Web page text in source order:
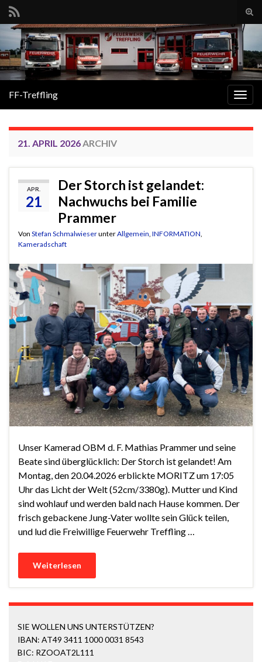
Search for:
FF-Treffling
21. APRIL 2026ARCHIV
APR.
21
Der Storch ist gelandet:
Nachwuchs bei Familie
Prammer
Von Stefan SchmalwieserunterAllgemein INFORMATION
Kameradschaft
Unser Kamerad OBM d. F. Mathias Prammer und seine
Beate sind überglücklich: Der Storch ist gelandet! Am
Montag, den 20.04.2026 erblickte MORITZ um 17:05
Uhr das Licht der Welt (52cm/3380g). Mutter und Kind
sind wohlauf und werden bald nach Hause kommen. Der
frisch gebackene Jung-Vater wollte sein Glück teilen,
und lud die Freiwillige Feuerwehr Treffling …
Weiterlesen
SIE WOLLEN UNS UNTERSTÜTZEN?
IBAN: AT49 3411 1000 0031 8543
BIC: RZOOAT2L111